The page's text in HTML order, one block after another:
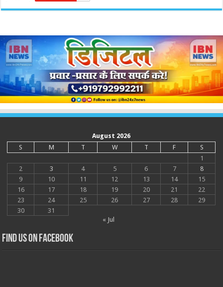
August 2026
S
M T W T F
S
1
2
3 4 5 6 7
8
9
10 11 12 13 14
15
16
17 18 19 20 21
22
23
24 25 26 27 28
29
30
31
« Jul
Find us on Facebook